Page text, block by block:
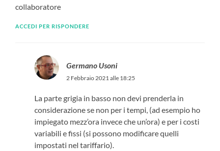
collaboratore
ACCEDI PER RISPONDERE
Germano Usoni
2 Febbraio 2021 alle 18:25
La parte grigia in basso non devi prenderla in
considerazione se non per i tempi, (ad esempio ho
impiegato mezz’ora invece che un’ora) e per i costi
variabili e fissi (si possono modificare quelli
impostati nel tariffario).